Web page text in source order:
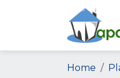
Home